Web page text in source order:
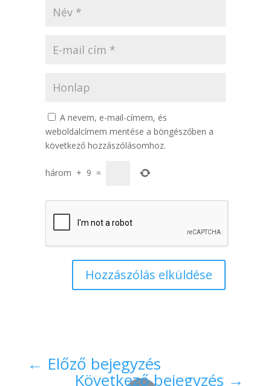
A nevem, e-mail-címem, és
weboldalcímem mentése a böngészőben a
következő hozzászólásomhoz.
három + 9 =
Hozzászólás elküldése
← Előző bejegyzés
Következő bejegyzés →